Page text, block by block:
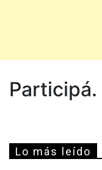
Participá.
Lo más leído